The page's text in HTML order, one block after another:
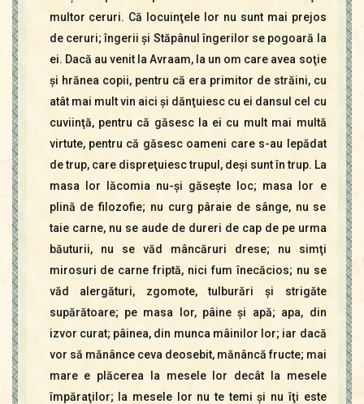
multor ceruri. Că locuinţele lor nu sunt mai prejos
de ceruri; îngerii şi Stăpânul îngerilor se pogoară la
ei. Dacă au venit la Avraam, la un om care avea soţie
şi hrănea copii, pentru că era primitor de străini, cu
atât mai mult vin aici şi dănţuiesc cu ei dansul cel cu
cuviinţă, pentru că găsesc la ei cu mult mai multă
virtute, pentru că găsesc oameni care s-au lepădat
de trup, care dispreţuiesc trupul, deşi sunt în trup. La
masa lor lăcomia nu-şi găseşte loc; masa lor e
plină de filozofie; nu curg pâraie de sânge, nu se
taie carne, nu se aude de dureri de cap de pe urma
băuturii, nu se văd mâncăruri drese; nu simţi
mirosuri de carne friptă, nici fum înecăcios; nu se
văd alergături, zgomote, tulburări şi strigăte
supărătoare; pe masa lor, pâine şi apă; apa, din
izvor curat; pâinea, din munca mâinilor lor; iar dacă
vor să mănânce ceva deosebit, mănâncă fructe; mai
mare e plăcerea la mesele lor decât la mesele
împăraţilor; la mesele lor nu te temi şi nu îţi este